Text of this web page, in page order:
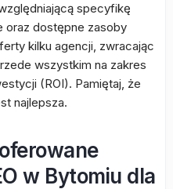
specyfikę
oraz dostępne zasoby
kilku agencji, zwracając
wszystkim na zakres
(ROI). Pamiętaj, że
najlepsza.
w Bytomiu dla